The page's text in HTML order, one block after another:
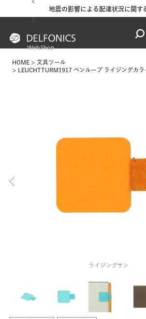
地震の影響による配達状況に関す
HOME
文具ツール
LEUCHTTURM1917 ペンループ ライジングカラ
ライジングサン